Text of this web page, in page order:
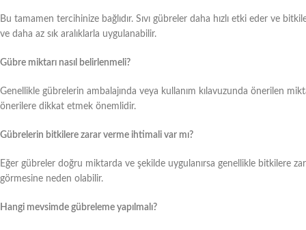
Bu tamamen tercihinize bağlıdır. Sıvı gübreler daha hızlı etki eder ve
ve daha az sık aralıklarla uygulanabilir.
Gübre miktarı nasıl belirlenmeli?
Genellikle gübrelerin ambalajında veya kullanım kılavuzunda önerilen
önerilere dikkat etmek önemlidir.
Gübrelerin bitkilere zarar verme ihtimali var mı?
Eğer gübreler doğru miktarda ve şekilde uygulanırsa genellikle bitkilere
görmesine neden olabilir.
Hangi mevsimde gübreleme yapılmalı?